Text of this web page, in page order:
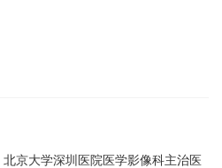
北京大学深圳医院医学影像科主治医